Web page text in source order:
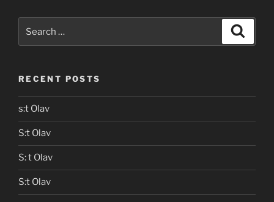
for:
RECENT POSTS
s:t Olav
S:t Olav
S: t Olav
S:t Olav